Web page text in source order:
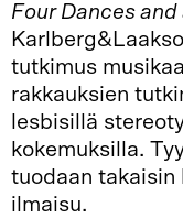
Four Dances
tutkimus
rakkauksien
lesbisillä
kokemuksilla.
tuodaan takaisin
ilmaisu.